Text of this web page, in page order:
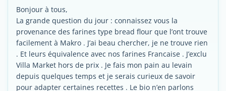
Bonjour à tous,
La grande question du jour : connaissez vous la
provenance des farines type bread flour que l’ont trouve
facilement à Makro . J’ai beau chercher, je ne trouve rien
. Et leurs équivalence avec nos farines Francaise . J’exclu
Villa Market hors de prix . Je fais mon pain au levain
depuis quelques temps et je serais curieux de savoir
pour adapter certaines recettes . Le bio n’en parlons